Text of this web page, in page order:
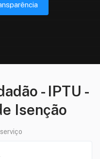
- IPTU -
Isenção